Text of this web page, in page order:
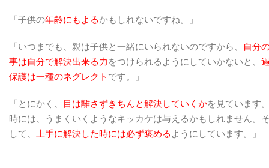
「子供の年齢にもよるかもしれないですね。」
「いつまでも、親は子供と一緒にいられないのですから、
自分
事は自分で解決出来る力 をつけられるようにしていかないと、
保護は一種のネグレクト です。」
「とにかく、 目は離さずきちんと解決していくかを見ています
時には、うまくいくようなキッカケは与えるかもしれません。
して、 上手に解決した時には必ず褒める ようにしています。」